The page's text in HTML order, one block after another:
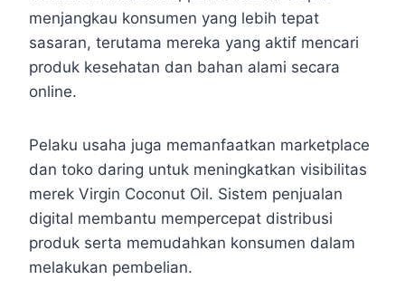
menjangkau konsumen yang lebih tepat
sasaran, terutama mereka yang aktif mencari
produk kesehatan dan bahan alami secara
online.
Pelaku usaha juga memanfaatkan marketplace
dan toko daring untuk meningkatkan visibilitas
merek Virgin Coconut Oil. Sistem penjualan
digital membantu mempercepat distribusi
produk serta memudahkan konsumen dalam
melakukan pembelian.